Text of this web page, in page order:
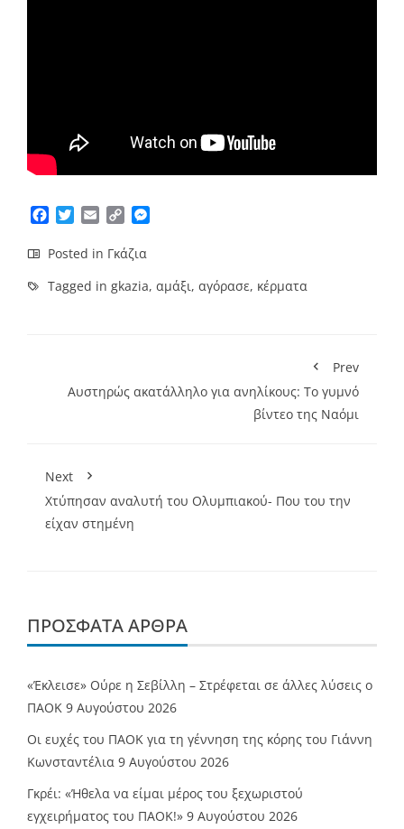
Facebook
TwitterEmailCopy
Posted in Γκάζια
Tagged in gkazia, αμάξι, αγόρασε, κέρματα
Prev
Αυστηρώς ακατάλληλο για ανηλίκους: Το γυμνό
βίντεο της Ναόμι
Next
Χτύπησαν αναλυτή του Ολυμπιακού- Που του την
είχαν στημένη
ΠΡΌΣΦΑΤΑ ΆΡΘΡΑ
«Έκλεισε» Ούρε η Σεβίλλη – Στρέφεται σε άλλες λύσεις ο
ΠΑΟΚ 9 Αυγούστου 2026
Οι ευχές του ΠΑΟΚ για τη γέννηση της κόρης του Γιάννη
Κωνσταντέλια 9 Αυγούστου 2026
Γκρέι: «Ήθελα να είμαι μέρος του ξεχωριστού
εγχειρήματος του ΠΑΟΚ!» 9 Αυγούστου 2026